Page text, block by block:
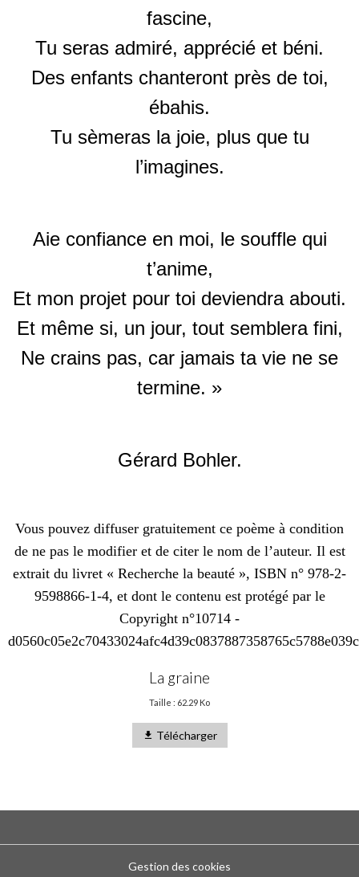
fascine,
Tu seras admiré, apprécié et béni.
Des enfants chanteront près de toi,
ébahis.
Tu sèmeras la joie, plus que tu
l’imagines.
Aie confiance en moi, le souffle qui
t’anime,
Et mon projet pour toi deviendra abouti.
Et même si, un jour, tout semblera fini,
Ne crains pas, car jamais ta vie ne se
termine. »
Gérard Bohler.
Vous pouvez diffuser gratuitement ce poème à condition
de ne pas le modifier et de citer le nom de l’auteur. Il est
extrait du livret « Recherche la beauté », ISBN n° 978-2-
9598866-1-4, et dont le contenu est protégé par le
Copyright n°10714 -
La graine
Taille : 62.29 Ko
Télécharger
Gestion des cookies